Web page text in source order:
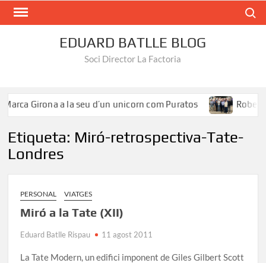
EDUARD BATLLE BLOG
Soci Director La Factoria
Girona a la seu d’un unicorn com Puratos Roberto
Etiqueta: Miró-retrospectiva-Tate-
Londres
PERSONAL VIATGES
Miró a la Tate (XII)
Eduard Batlle Rispau 11 agost 2011
La Tate Modern, un edifici imponent de Giles Gilbert Scott